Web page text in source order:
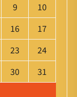
9
10
16
17
23
24
30 31